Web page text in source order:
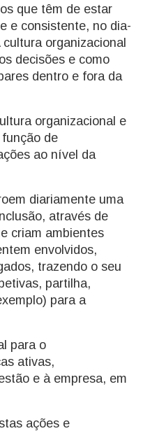
que têm de estar
e consistente, no dia-
organizacional
decisões e como
dentro e fora da
organizacional e
de
ao nível da
diariamente uma
através de
criam ambientes
envolvidos,
trazendo o seu
partilha,
para a
para o
ativas,
e à empresa, em
ações e